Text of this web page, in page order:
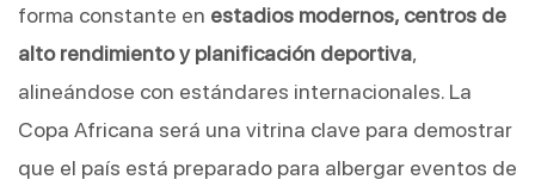
forma constante en estadios modernos, centros de
alto rendimiento y planificación deportiva,
alineándose con estándares internacionales. La
Copa Africana será una vitrina clave para demostrar
que el país está preparado para albergar eventos de